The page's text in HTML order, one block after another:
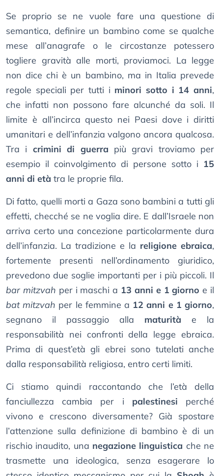
Se proprio se ne vuole fare una questione di
semantica, definire un bambino come se qualche
mese all’anagrafe o le circostanze potessero
togliere gravità alle morti, proviamoci. La legge
non dice chi è un bambino, ma in Italia prevede
regole speciali per tutti i minori sotto i 14 anni,
che infatti non possono fare alcunché da soli. Il
limite è all’incirca questo nei Paesi dove i diritti
umanitari e dell’infanzia valgono ancora qualcosa.
Tra i crimini di guerra più gravi troviamo per
esempio il coinvolgimento di persone sotto i 15
anni di età tra le proprie fila.
Di fatto, quelli morti a Gaza sono bambini a tutti gli
effetti, checché se ne voglia dire. E dall’Israele non
arriva certo una concezione particolarmente dura
dell’infanzia. La tradizione e la religione ebraica,
fortemente presenti nell’ordinamento giuridico,
prevedono due soglie importanti per i più piccoli. Il
bar mitzvah per i maschi a 13 anni e 1 giorno e il
bat mitzvah per le femmine a 12 anni e 1 giorno,
segnano il passaggio alla maturità e la
responsabilità nei confronti della legge ebraica.
Prima di quest’età gli ebrei sono tutelati anche
dalla responsabilità religiosa, entro certi limiti.
Ci stiamo quindi raccontando che l’età della
fanciullezza cambia per i palestinesi perché
vivono e crescono diversamente? Già spostare
l’attenzione sulla definizione di bambino è di un
rischio inaudito, una negazione linguistica che ne
trasmette una ideologica, senza esagerare lo